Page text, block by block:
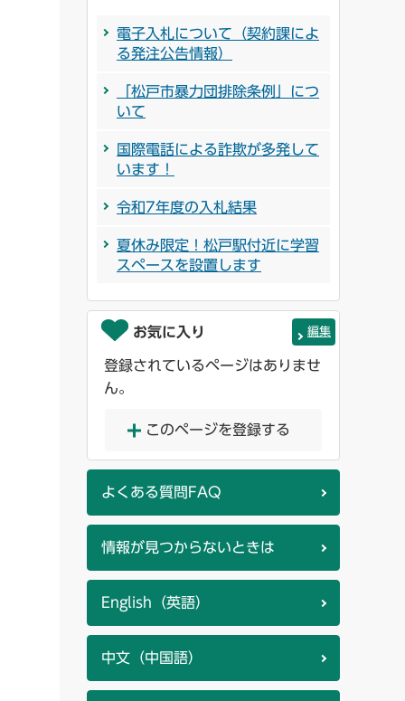
電子入札について（契約課によ
る発注公告情報）
「松戸市暴力団排除条例」につ
いて
国際電話による詐欺が多発して
います！
令和7年度の入札結果
夏休み限定！松戸駅付近に学習
スペースを設置します
お気に入り 編集
登録されているページはありませ
ん。
このページを登録する
よくある質問FAQ
情報が見つからないときは
English（英語）
中文（中国語）